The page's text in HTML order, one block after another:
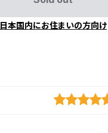
日本国内にお住まいの方向け